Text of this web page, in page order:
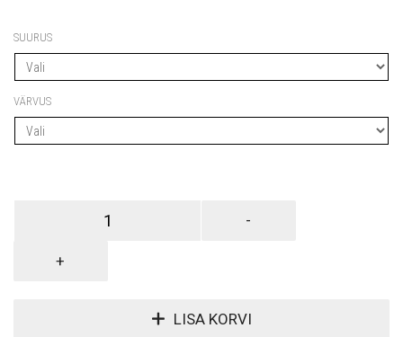
SUURUS
VÄRVUS
LISA KORVI